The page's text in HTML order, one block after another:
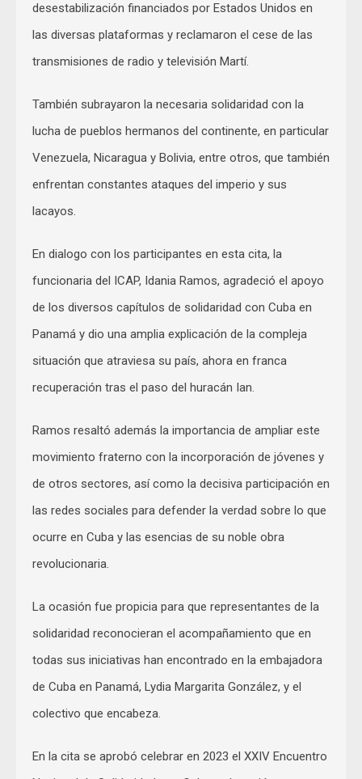
desestabilización financiados por Estados Unidos en
las diversas plataformas y reclamaron el cese de las
transmisiones de radio y televisión Martí.
También subrayaron la necesaria solidaridad con la
lucha de pueblos hermanos del continente, en particular
Venezuela, Nicaragua y Bolivia, entre otros, que también
enfrentan constantes ataques del imperio y sus
lacayos.
En dialogo con los participantes en esta cita, la
funcionaria del ICAP, Idania Ramos, agradeció el apoyo
de los diversos capítulos de solidaridad con Cuba en
Panamá y dio una amplia explicación de la compleja
situación que atraviesa su país, ahora en franca
recuperación tras el paso del huracán Ian.
Ramos resaltó además la importancia de ampliar este
movimiento fraterno con la incorporación de jóvenes y
de otros sectores, así como la decisiva participación en
las redes sociales para defender la verdad sobre lo que
ocurre en Cuba y las esencias de su noble obra
revolucionaria.
La ocasión fue propicia para que representantes de la
solidaridad reconocieran el acompañamiento que en
todas sus iniciativas han encontrado en la embajadora
de Cuba en Panamá, Lydia Margarita González, y el
colectivo que encabeza.
En la cita se aprobó celebrar en 2023 el XXIV Encuentro